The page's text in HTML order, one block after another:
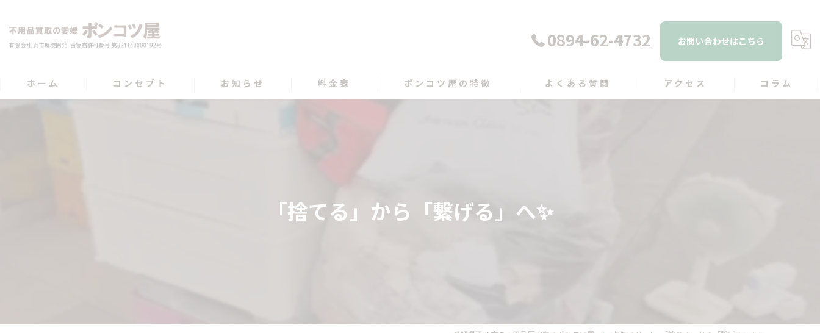
0894-62-4732 お問い合わせはこちら
ホーム コンセプト お知らせ 料金表 ポンコツ屋の特徴
愛媛の不用品回収
よくある質問 アクセス コラム
「捨てる」から「繋げる」へ✨